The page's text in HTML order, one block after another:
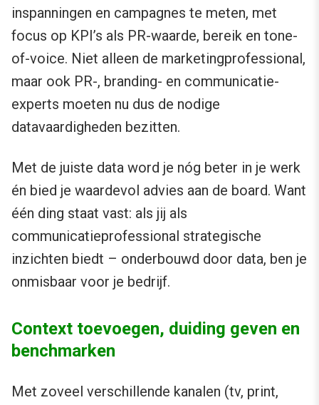
inspanningen en campagnes te meten, met
focus op KPI’s als PR-waarde, bereik en tone-
of-voice. Niet alleen de marketingprofessional,
maar ook PR-, branding- en communicatie-
experts moeten nu dus de nodige
datavaardigheden bezitten.
Met de juiste data word je nóg beter in je werk
én bied je waardevol advies aan de board. Want
één ding staat vast: als jij als
communicatieprofessional strategische
inzichten biedt – onderbouwd door data, ben je
onmisbaar voor je bedrijf.
Context toevoegen, duiding geven en
benchmarken
Met zoveel verschillende kanalen (tv, print,